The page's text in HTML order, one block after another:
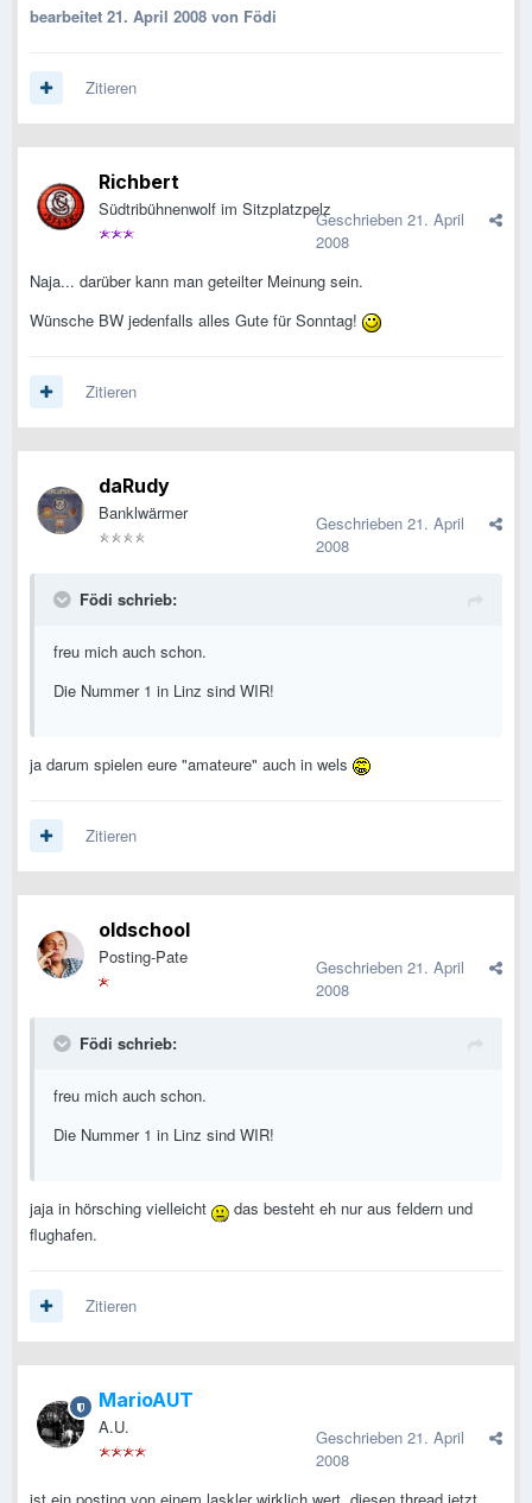
bearbeitet 21. April 2008 von Födi
Zitieren
Richbert
Südtribühnenwolf im SitzplatzpelzGeschrieben 21. April
2008
Naja... darüber kann man geteilter Meinung sein.
Wünsche BW jedenfalls alles Gute für Sonntag!
Zitieren
daRudy
Banklwärmer Geschrieben 21. April
2008
Födi schrieb:
freu mich auch schon.
Die Nummer 1 in Linz sind WIR!
ja darum spielen eure "amateure" auch in wels
Zitieren
oldschool
Posting-Pate Geschrieben 21. April
2008
Födi schrieb:
freu mich auch schon.
Die Nummer 1 in Linz sind WIR!
jaja in hörsching vielleicht
das besteht eh nur aus feldern und
flughafen.
Zitieren
MarioAUT
A.U. Geschrieben 21. April
2008